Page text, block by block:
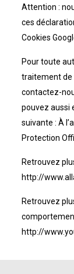
Attention :
ces
Cookies
Pour toute
traitement de
contactez-
pouvez aussi
suivante : À
Protection
Retrouvez
http://
Retrouvez
http://